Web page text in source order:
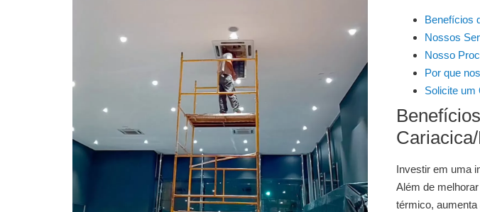
Benefícios
Nossos
Nosso
Por que
Solicite um
Investir em uma
Além de
térmico,